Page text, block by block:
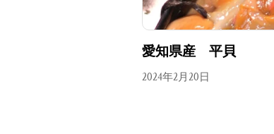
愛知県産 平貝
2024年2月20日